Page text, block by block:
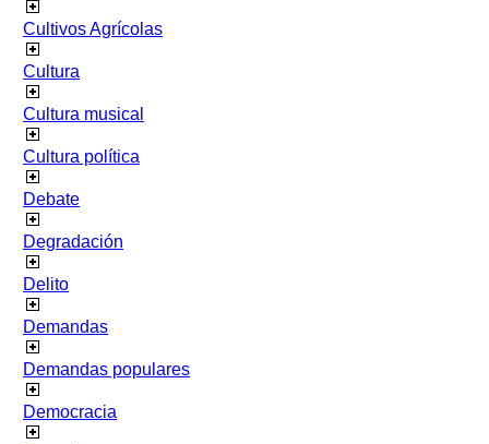
Cultivos Agrícolas
Cultura
Cultura musical
Cultura política
Debate
Degradación
Delito
Demandas
Demandas populares
Democracia